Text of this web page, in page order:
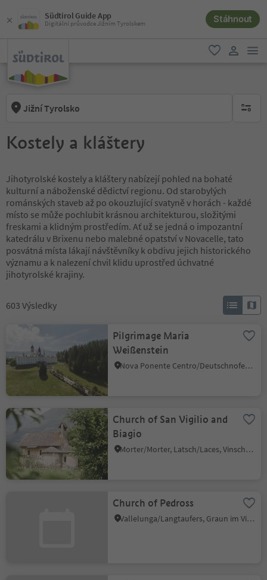
Südtirol Guide App
Digitální průvodce Jižním Tyrolskem Stáhnout
oblíbené
Jižní Tyrolsko brak
Kostely a kláštery
Jihotyrolské kostely a kláštery nabízejí pohled na bohaté
kulturní a náboženské dědictví regionu. Od starobylých
románských staveb až po okouzlující svatyně v horách - každé
místo se může pochlubit krásnou architekturou, složitými
freskami a klidným prostředím. Ať už se jedná o impozantní
katedrálu v Brixenu nebo malebné opatství v Novacelle, tato
posvátná místa lákají návštěvníky k obdivu jejich historického
významu a k nalezení chvil klidu uprostřed úchvatné
jihotyrolské krajiny.
603 Výsledky
Pilgrimage Maria
Weißenstein
Nova Ponente Centro/Deutschnofen Dorf, Deutschnofen/Nova Ponente, Dolomites Region Eggental
Church of San Vigilio and
Biagio
Morter/Morter, Latsch/Laces, Vinschgau/Val Venosta
Church of Pedross
Vallelunga/Langtaufers, Graun im Vinschgau/Curon Venosta, Vinschgau/Val Venosta